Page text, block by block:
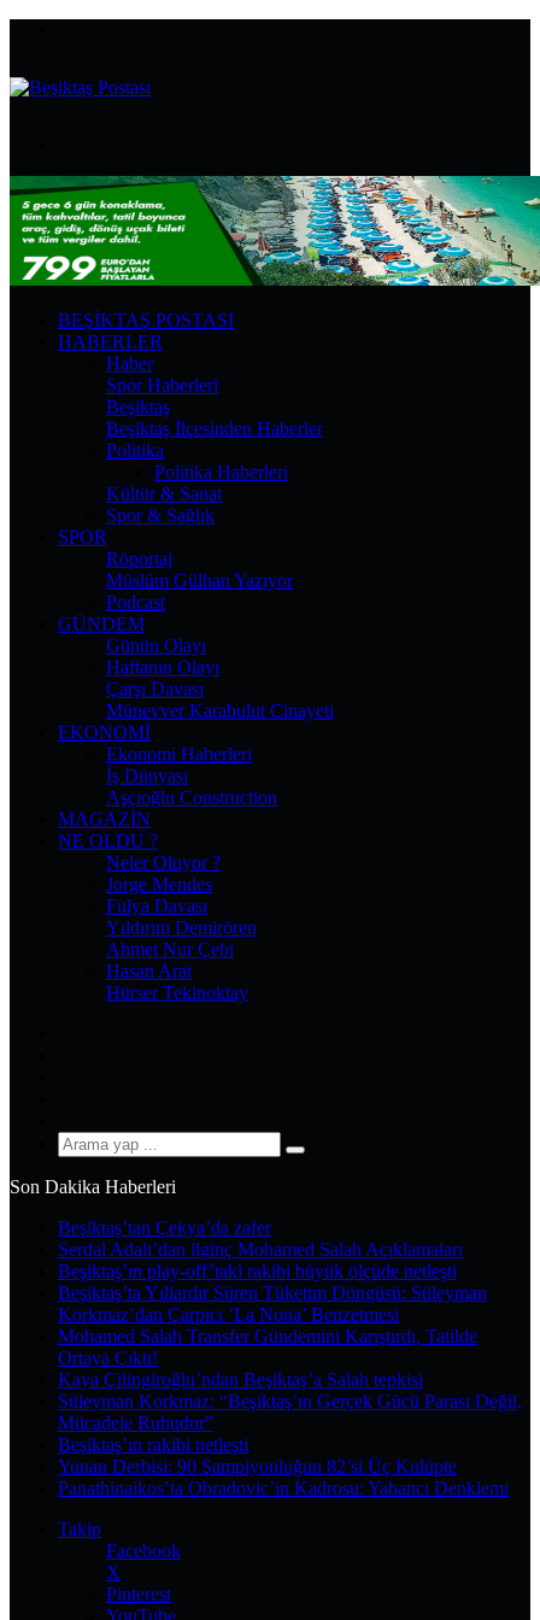
...
BEŞIKTAŞ POSTASI
HABERLER
Haber
Spor Haberleri
Beşiktaş
Beşiktaş İlçesinden Haberler
Politika
Politika Haberleri
Kültür & Sanat
Spor & Sağlık
SPOR
Röportaj
Müslüm Gülhan Yazıyor
Podcast
GÜNDEM
Günün Olayı
Haftanın Olayı
Çarşı Davası
Münevver Karabulut Cinayeti
EKONOMI
Ekonomi Haberleri
İş Dünyası
Aşçıoğlu Construction
MAGAZIN
NE OLDU ?
Neler Oluyor ?
Jorge Mendes
Fulya Davası
Yıldırım Demirören
Ahmet Nur Çebi
Hasan Arat
Hürser Tekinoktay
Arama
Son Dakika Haberleri
Beşiktaş’tan Çekya’da zafer
Serdal Adalı’dan ilginç Mohamed Salah Açıklamaları
Beşiktaş’ın play-off’taki rakibi büyük ölçüde netleşti
Beşiktaş’ta Yıllardır Süren Tüketim Döngüsü: Süleyman
Korkmaz’dan Çarpıcı ‘La Nona’ Benzetmesi
Mohamed Salah Transfer Gündemini Karıştırdı, Tatilde
Ortaya Çıktı!
Kaya Çilingiroğlu’ndan Beşiktaş’a Salah tepkisi
Süleyman Korkmaz: “Beşiktaş’ın Gerçek Gücü Parası Değil,
Mücadele Ruhudur”
Beşiktaş’ın rakibi netleşti
Yunan Derbisi: 90 Şampiyonluğun 82’si Üç Kulüpte
Panathinaikos’ta Obradovic’in Kadrosu: Yabancı Denklemi
Takip
Facebook
X
Pinterest
YouTube